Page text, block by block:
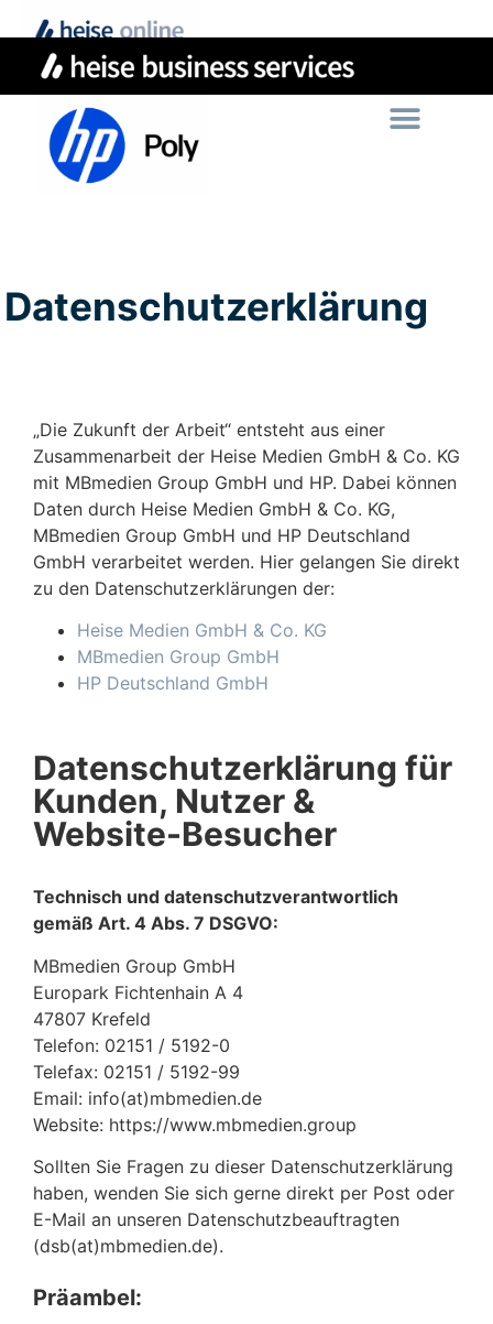
Datenschutzerklärung
„Die Zukunft der Arbeit“ entsteht aus einer
Zusammenarbeit der Heise Medien GmbH & Co. KG
mit MBmedien Group GmbH und HP. Dabei können
Daten durch Heise Medien GmbH & Co. KG,
MBmedien Group GmbH und HP Deutschland
GmbH verarbeitet werden. Hier gelangen Sie direkt
zu den Datenschutzerklärungen der:
Heise Medien GmbH & Co. KG
MBmedien Group GmbH
HP Deutschland GmbH
Datenschutzerklärung für
Kunden, Nutzer &
Website-Besucher
Technisch und datenschutzverantwortlich
gemäß Art. 4 Abs. 7 DSGVO:
MBmedien Group GmbH
Europark Fichtenhain A 4
47807 Krefeld
Telefon: 02151 / 5192-0
Telefax: 02151 / 5192-99
Email: info(at)mbmedien.de
Website: https://www.mbmedien.group
Sollten Sie Fragen zu dieser Datenschutzerklärung
haben, wenden Sie sich gerne direkt per Post oder
E-Mail an unseren Datenschutzbeauftragten
(dsb(at)mbmedien.de).
Präambel: